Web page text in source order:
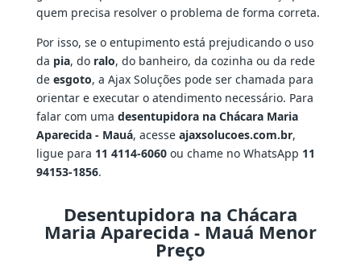
quem precisa resolver o problema de forma correta.
Por isso, se o entupimento está prejudicando o uso
da pia, do ralo, do banheiro, da cozinha ou da rede
de esgoto, a Ajax Soluções pode ser chamada para
orientar e executar o atendimento necessário. Para
falar com uma desentupidora na Chácara Maria
Aparecida - Mauá, acesse ajaxsolucoes.com.br,
ligue para 11 4114-6060ou chame no WhatsApp 11
94153-1856.
Desentupidora na Chácara
Maria Aparecida - Mauá Menor
Preço